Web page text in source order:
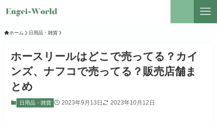
ホーム 日用品・雑貨
ホースリールはどこで売ってる？カイ
ンズ、ナフコで売ってる？販売店舗ま
とめ
日用品・雑貨 2023年9月13日 2023年10月12日